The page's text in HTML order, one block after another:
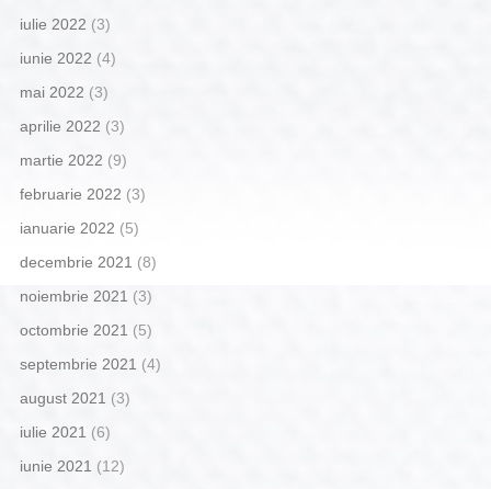
iulie 2022 (3)
iunie 2022 (4)
mai 2022 (3)
aprilie 2022 (3)
martie 2022 (9)
februarie 2022 (3)
ianuarie 2022 (5)
decembrie 2021 (8)
noiembrie 2021 (3)
octombrie 2021 (5)
septembrie 2021 (4)
august 2021 (3)
iulie 2021 (6)
iunie 2021 (12)